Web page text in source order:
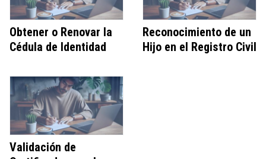
Obtener o Renovar la
Cédula de Identidad
Reconocimiento de un
Hijo en el Registro Civil
Validación de